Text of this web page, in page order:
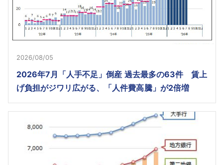
2026/08/05
2026年7月「人手不足」倒産 過去最多の63件 賃上
げ負担がジワリ広がる、「人件費高騰」が2倍増